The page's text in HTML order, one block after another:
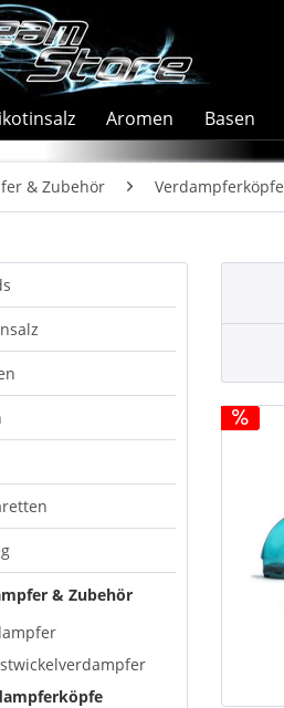
Aromen Basen
& Zubehör Verdampferköpfe
& Zubehör